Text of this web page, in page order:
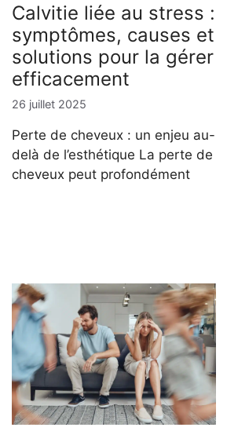
Calvitie liée au stress :
symptômes, causes et
solutions pour la gérer
efficacement
26 juillet 2025
Perte de cheveux : un enjeu au-
delà de l’esthétique La perte de
cheveux peut profondément